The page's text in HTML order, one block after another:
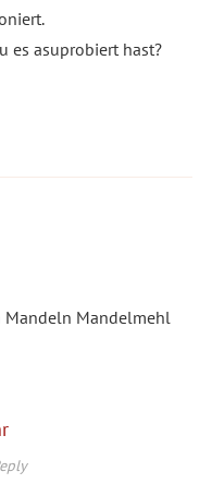
es asuprobiert hast?
Mandelmehl